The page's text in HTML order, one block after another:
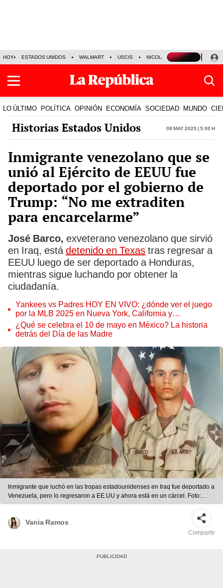
HOY ESTADOS UNIDOS WALMART USCIS NICOLÁS MADURO P-8
LO ÚLTIMO POLÍTICA OPINIÓN ECONOMÍA SOCIEDAD MUNDO
Historias Estados Unidos 08 May 2025 | 5:00 h
Inmigrante venezolano que se
unió al Ejército de EEUU fue
deportado por el gobierno de
Trump: “No me extraditen
para encarcelarme”
José Barco, exveterano venezolano que sirvió
en Iraq, está detenido en Texas tras regresar a
EEUU luego de ser deportado a Honduras,
mientras sigue luchando por obtener la
ciudadanía.
Yankees vs Padres HOY EN VIVO: ¿dónde ver el juego
por la MLB 2025 en Nueva York, California y
Latinoamérica?
¿Qué se celebra el 10 de mayo en México? La historia
detrás del Día de las Madre
Inmigrante que luchó en las tropas estadounidenses en Iraq fue deportado a
Venezuela, pero lo regresaron a EE.UU y ahora está en un cárcel. Foto:
Composición LR/CNN | Foto: Composición LR/CNN
Vania Ramos
Compartir